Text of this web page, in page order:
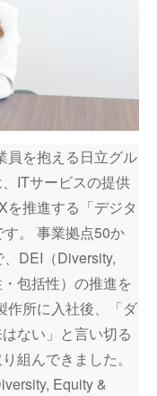
を抱える日立グル
ITサービスの提供
推進する「デジタ
。 事業拠点50か
DEI（Diversity,
包括性）の推進を
作所に入社後、「ダ
ない」と言い切る
組んできました。
Equity &